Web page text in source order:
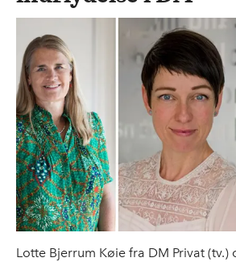
Lotte Bjerrum Køie fra DM Privat (tv.)